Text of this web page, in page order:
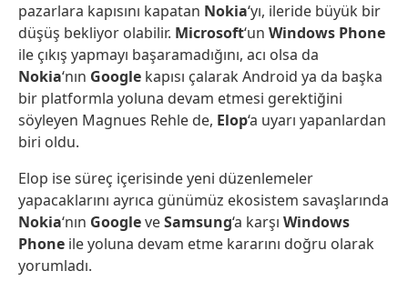
pazarlara kapısını kapatan Nokia‘yı, ileride büyük bir
düşüş bekliyor olabilir. Microsoft‘un Windows Phone
ile çıkış yapmayı başaramadığını, acı olsa da
Nokia‘nın Google kapısı çalarak Android ya da başka
bir platformla yoluna devam etmesi gerektiğini
söyleyen Magnues Rehle de, Elop‘a uyarı yapanlardan
biri oldu.
Elop ise süreç içerisinde yeni düzenlemeler
yapacaklarını ayrıca günümüz ekosistem savaşlarında
Nokia‘nın GoogleveSamsung‘a karşı Windows
Phone ile yoluna devam etme kararını doğru olarak
yorumladı.